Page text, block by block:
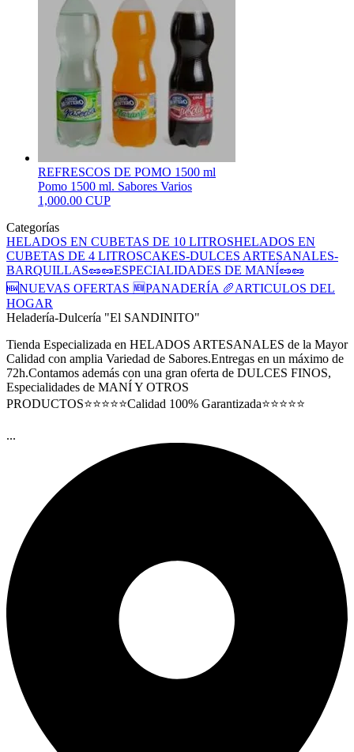
REFRESCOS DE POMO 1500 ml
Pomo 1500 ml. Sabores Varios
1,000.00 CUP
Categorías
HELADOS EN CUBETAS DE 10 LITROSHELADOS EN
CUBETAS DE 4 LITROSCAKES-DULCES ARTESANALES-
BARQUILLAS🥜🥜ESPECIALIDADES DE MANÍ🥜🥜
🆕NUEVAS OFERTAS 🆕PANADERÍA 🥖ARTICULOS DEL
HOGAR
Heladería-Dulcería "El SANDINITO"
Tienda Especializada en HELADOS ARTESANALES de la Mayor
Calidad con amplia Variedad de Sabores.Entregas en un máximo de
72h.Contamos además con una gran oferta de DULCES FINOS,
Especialidades de MANÍ Y OTROS
PRODUCTOS⭐⭐⭐⭐⭐Calidad 100% Garantizada⭐⭐⭐⭐⭐
...